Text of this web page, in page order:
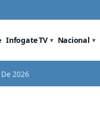
Infogate TV Nacional
2026